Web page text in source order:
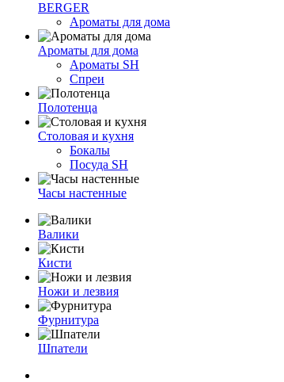
BERGER
Ароматы для дома
Ароматы для дома
Ароматы SH
Спреи
Полотенца
Столовая и кухня
Бокалы
Посуда SH
Часы настенные
Валики
Кисти
Ножи и лезвия
Фурнитура
Шпатели